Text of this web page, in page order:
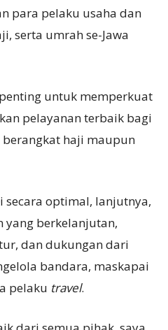
para pelaku usaha dan
serta umrah se-Jawa
untuk memperkuat
pelayanan terbaik bagi
haji maupun
secara optimal, lanjutnya,
yang berkelanjutan,
dan dukungan dari
bandara, maskapai
pelaku travel.